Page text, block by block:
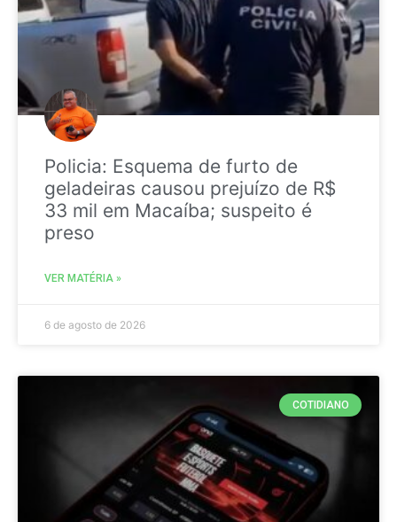
Policia: Esquema de furto de
geladeiras causou prejuízo de R$
33 mil em Macaíba; suspeito é
preso
VER MATÉRIA »
6 de agosto de 2026
COTIDIANO